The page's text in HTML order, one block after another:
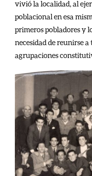
vivió la localidad, al
poblacional en esa
primeros pobladores y
necesidad de reunirse
agrupaciones